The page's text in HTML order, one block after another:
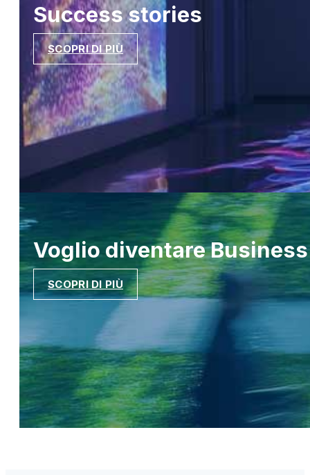
Successstories
SCOPRI DI PIÙ
Voglio diventare
SCOPRI DI PIÙ